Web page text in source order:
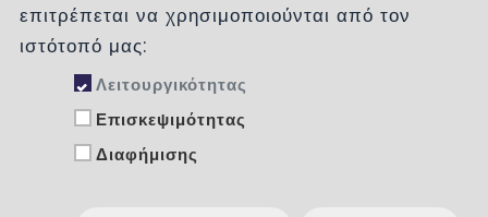
Κατηγορίες
Ταξινόμηση :
επιτρέπεται να χρησιμοποιούνται από τον
ιστότοπό μας:
Λειτουργικότητας
Επισκεψιμότητας
Διαφήμισης